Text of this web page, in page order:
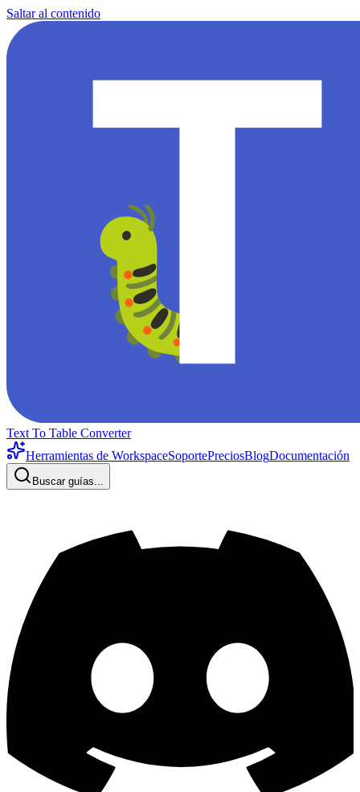
Saltar al contenido
Text To Table Converter
Herramientas de WorkspaceSoportePreciosBlogDocumentación
Buscar guías...